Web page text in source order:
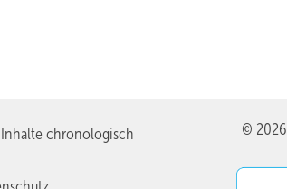
chronologisch © 2026